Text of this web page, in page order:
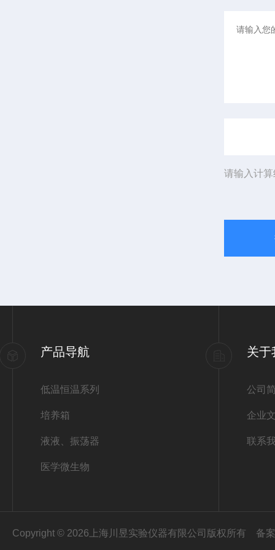
请输入计
产品导航
低温恒温系列
培养箱
液液、振荡器
医学微生物
关于
公司
企业
联系
Copyright © 2026上海川昱实验仪器有限公司版权所有 备